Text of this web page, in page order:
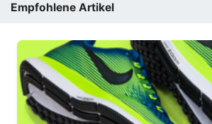
Empfohlene Artikel